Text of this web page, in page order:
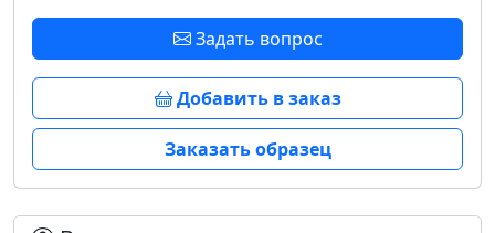
Задать вопрос
Добавить в заказ
Заказать образец